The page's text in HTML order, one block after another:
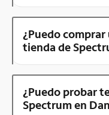
¿Puedo
tienda de
¿Puedo probar
Spectrum en